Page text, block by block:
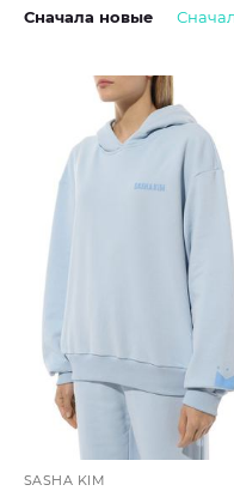
Сначала новые
SASHA KIM